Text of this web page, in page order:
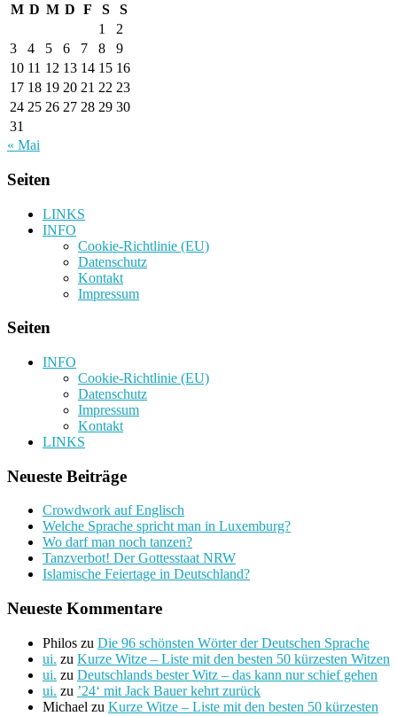
M D M D F S
S
1
2
3
4 5 6 7 8
9
10 11 12 13 14 15 16
17 18 19 20 21 22 23
24 25 26 27 28 29 30
31
« Mai
Seiten
LINKS
INFO
Cookie-Richtlinie (EU)
Datenschutz
Kontakt
Impressum
Seiten
INFO
Cookie-Richtlinie (EU)
Datenschutz
Impressum
Kontakt
LINKS
Neueste Beiträge
Crowdwork auf Englisch
Welche Sprache spricht man in Luxemburg?
Wo darf man noch tanzen?
Tanzverbot! Der Gottesstaat NRW
Islamische Feiertage in Deutschland?
Neueste Kommentare
Philos zu Die 96 schönsten Wörter der Deutschen Sprache
ui. zu Kurze Witze – Liste mit den besten 50 kürzesten Witzen
ui. zu Deutschlands bester Witz – das kann nur schief gehen
ui. zu ’24‘ mit Jack Bauer kehrt zurück
Michael zu Kurze Witze – Liste mit den besten 50 kürzesten